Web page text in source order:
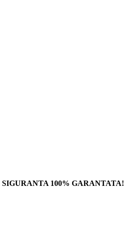
SIGURANTA 100% GARANTATA!